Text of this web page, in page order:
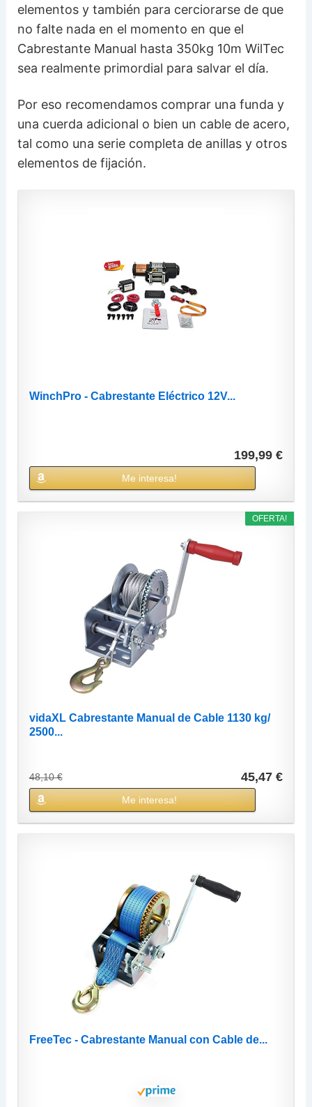
elementos y también para cerciorarse de que
no falte nada en el momento en que el
Cabrestante Manual hasta 350kg 10m WilTec
sea realmente primordial para salvar el día.
Por eso recomendamos comprar una funda y
una cuerda adicional o bien un cable de acero,
tal como una serie completa de anillas y otros
elementos de fijación.
WinchPro - Cabrestante Eléctrico 12V...
199,99 €
Me interesa!
OFERTA!
vidaXL Cabrestante Manual de Cable 1130 kg/
2500...
48,10 € 45,47 €
Me interesa!
FreeTec - Cabrestante Manual con Cable de...